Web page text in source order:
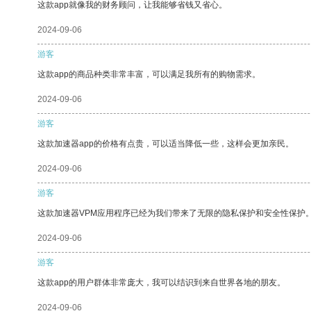
这款app就像我的财务顾问，让我能够省钱又省心。
2024-09-06
游客
这款app的商品种类非常丰富，可以满足我所有的购物需求。
2024-09-06
游客
这款加速器app的价格有点贵，可以适当降低一些，这样会更加亲民。
2024-09-06
游客
这款加速器VPM应用程序已经为我们带来了无限的隐私保护和安全性保护
2024-09-06
游客
这款app的用户群体非常庞大，我可以结识到来自世界各地的朋友。
2024-09-06